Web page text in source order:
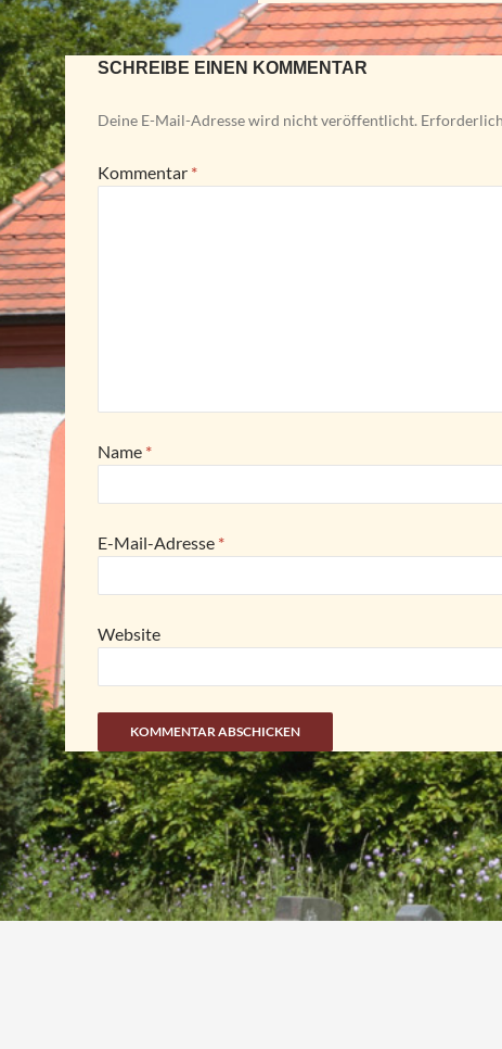
SCHREIBE EINEN KOMMENTAR
Deine E-Mail-Adresse wird nicht veröffentlicht.
Kommentar *
Name *
E-Mail-Adresse *
Website